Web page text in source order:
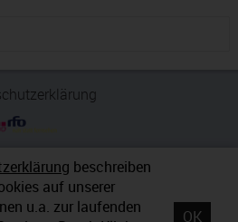
beschreiben
auf unserer
u.a. zur laufenden
OK